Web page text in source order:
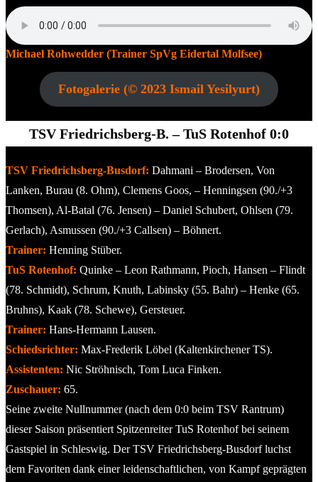
Michael Rohwedder (Trainer SpVg Eidertal Molfsee)
Fotogalerie (© 2023 Ismail Yesilyurt)
TSV Friedrichsberg-B. –TuS Rotenhof 0:0
TSV Friedrichsberg-Busdorf: Dahmani – Brodersen, Von
Lanken, Burau (8. Ohm), Clemens Goos, – Henningsen (90./+3
Thomsen), Al-Batal (76. Jensen) – Daniel Schubert, Ohlsen (79.
Gerlach), Asmussen (90./+3 Callsen) – Böhnert.
Trainer: Henning Stüber.
TuS Rotenhof: Quinke – Leon Rathmann, Pioch, Hansen – Flindt
(78. Schmidt), Schrum, Knuth, Labinsky (55. Bahr) – Henke (65.
Bruhns), Kaak (78. Schewe), Gersteuer.
Trainer: Hans-Hermann Lausen.
Schiedsrichter: Max-Frederik Löbel (Kaltenkirchener TS).
Assistenten: Nic Ströhnisch, Tom Luca Finken.
Zuschauer: 65.
Seine zweite Nullnummer (nach dem 0:0 beim TSV Rantrum)
dieser Saison präsentiert Spitzenreiter TuS Rotenhof bei seinem
Gastspiel in Schleswig. Der TSV Friedrichsberg-Busdorf luchst
dem Favoriten dank einer leidenschaftlichen, von Kampf geprägten